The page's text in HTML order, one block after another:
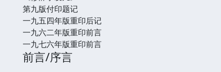
第九版付印题记
一九五四年版重印后记
一九六二年版重印前言
一九七六年版重印前言
前言/序言